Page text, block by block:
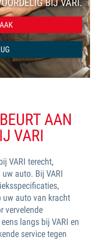
BIJ VARI.
AAN
VARI
VARI terecht,
auto. Bij VARI
uw auto van kracht
vervelende
langs bij VARI en
service tegen